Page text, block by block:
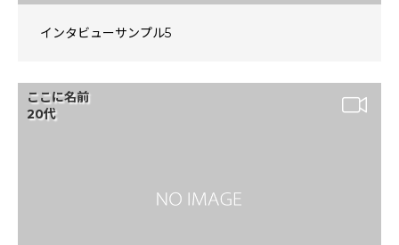
インタビューサンプル5
ここに名前
20代